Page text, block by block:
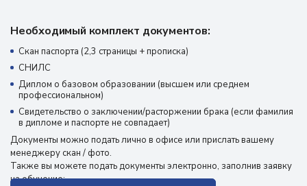
Необходимый комплект документов:
Скан паспорта (2,3 страницы + прописка)
СНИЛС
Диплом о базовом образовании (высшем или среднем
профессиональном)
Свидетельство о заключении/расторжении брака (если фамилия
в дипломе и паспорте не совпадает)
Документы можно подать лично в офисе или прислать вашему
менеджеру скан / фото.
Также вы можете подать документы электронно, заполнив заявку
на обучение: